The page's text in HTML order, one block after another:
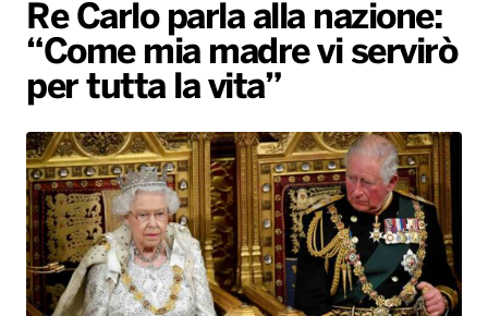
Hit Dance
Giochi&Concorsi
PALATOUR
Locali
Musica e Spettacolo
Sport
Radio Norba Consiglia
Leggerissime
Playlist
Generale
Novità
Notiziario
Interviste
Oroscopo
Speciale Astrabilia 2026
Gallery
Radio Norba News TV
Voce al Bari
Battiti Live 2026
Gallery
Re Carlo parla alla nazione:
“Come mia madre vi servirò
per tutta la vita”